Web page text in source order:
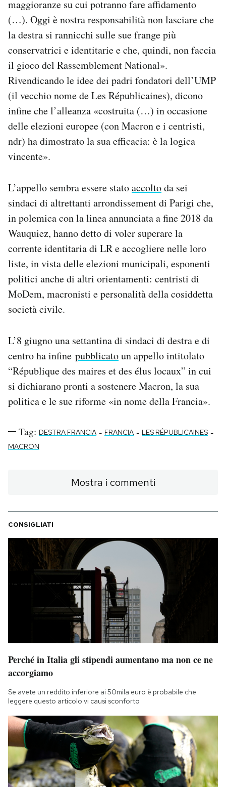
maggioranze su cui potranno fare affidamento
(…). Oggi è nostra responsabilità non lasciare che
la destra si rannicchi sulle sue frange più
conservatrici e identitarie e che, quindi, non faccia
il gioco del Rassemblement National».
Rivendicando le idee dei padri fondatori dell’UMP
(il vecchio nome de Les Républicaines), dicono
infine che l’alleanza «costruita (…) in occasione
delle elezioni europee (con Macron e i centristi,
ndr) ha dimostrato la sua efficacia: è la logica
vincente».
L’appello sembra essere statoaccoltoda sei
sindaci di altrettanti arrondissement di Parigi che,
in polemica con la linea annunciata a fine 2018 da
Wauquiez, hanno detto di voler superare la
corrente identitaria di LR e accogliere nelle loro
liste, in vista delle elezioni municipali, esponenti
politici anche di altri orientamenti: centristi di
MoDem, macronisti e personalità della cosiddetta
società civile.
L’8 giugno una settantina di sindaci di destra e di
centro ha infine pubblicatoun appello intitolato
“République des maires et des élus locaux” in cui
si dichiarano pronti a sostenere Macron, la sua
politica e le sue riforme «in nome della Francia».
Tag: DESTRA FRANCIA - FRANCIA - LES RÉPUBLICAINES -
MACRON
Mostra i commenti
CONSIGLIATI
Perché in Italia gli stipendi aumentano ma non ce ne
accorgiamo
Se avete un reddito inferiore ai 50mila euro è probabile che
leggere questo articolo vi causi sconforto